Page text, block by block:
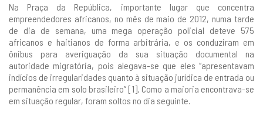
Na Praça da República, importante lugar que concentra
empreendedores africanos, no mês de maio de 2012, numa tarde
de dia de semana, uma mega operação policial deteve 575
africanos e haitianos de forma arbitrária, e os conduziram em
ônibus para averiguação da sua situação documental na
autoridade migratória, pois alegava-se que eles “apresentavam
indícios de irregularidades quanto à situação jurídica de entrada ou
permanência em solo brasileiro” [1]. Como a maioria encontrava-se
em situação regular, foram soltos no dia seguinte.